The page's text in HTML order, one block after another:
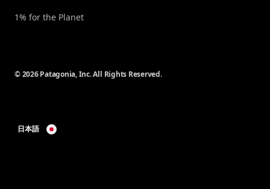
1% for the Planet
© 2026 Patagonia, Inc. All Rights Reserved.
日本語